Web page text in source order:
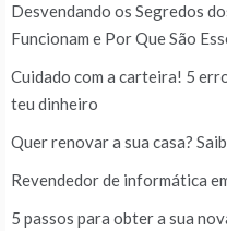
Desvendando os Segredos
Funcionam e Por Que São
Cuidado com a carteira! 5
teu dinheiro
Quer renovar a sua casa?
Revendedor de informática
5 passos para obter a sua